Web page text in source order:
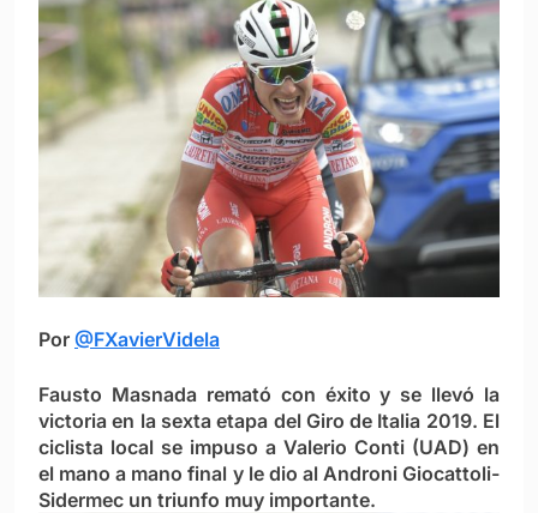
Por @FXavierVidela
Fausto Masnada remató con éxito y se llevó la
victoria en la sexta etapa del Giro de Italia 2019. El
ciclista local se impuso a Valerio Conti (UAD) en
el mano a mano final y le dio al Androni Giocattoli-
Sidermec un triunfo muy importante.